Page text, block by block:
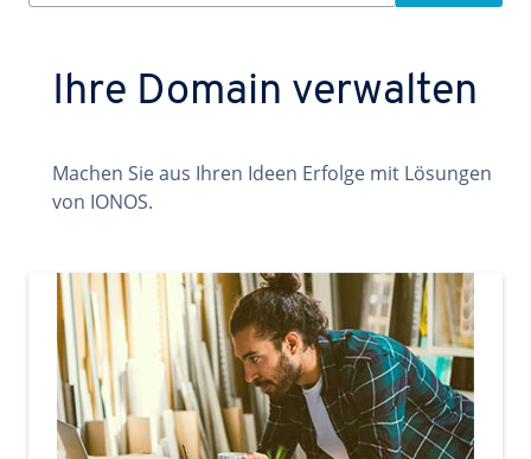
Ihre Domain verwalten
Machen Sie aus Ihren Ideen Erfolge mit Lösungen
von IONOS.